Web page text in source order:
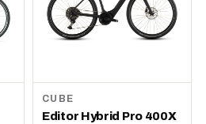
CUBE
Editor Hybrid Pro 400X